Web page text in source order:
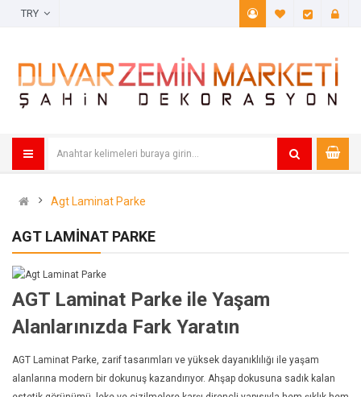
A. Listem
Agt Laminat Parke
AGT LAMINAT PARKE
AGT Laminat Parke ile Yaşam
Alanlarınızda Fark Yaratın
AGT Laminat Parke, zarif tasarımları ve yüksek dayanıklılığı ile yaşam
alanlarına modern bir dokunuş kazandırıyor. Ahşap dokusuna sadık kalan